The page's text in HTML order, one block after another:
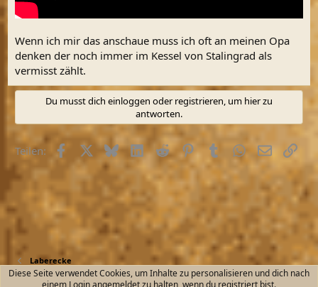
Wenn ich mir das anschaue muss ich oft an meinen Opa
denken der noch immer im Kessel von Stalingrad als
vermisst zählt.
Du musst dich einloggen oder registrieren, um hier zu
antworten.
Teilen: FacebookX (Twitter)
BlueskyLinkedIn
Reddit PinterestTumblrWhatsApp
E-MailLink
Laberecke
Diese Seite verwendet Cookies, um Inhalte zu personalisieren und dich nach
einem Login angemeldet zu halten, wenn du registriert bist.